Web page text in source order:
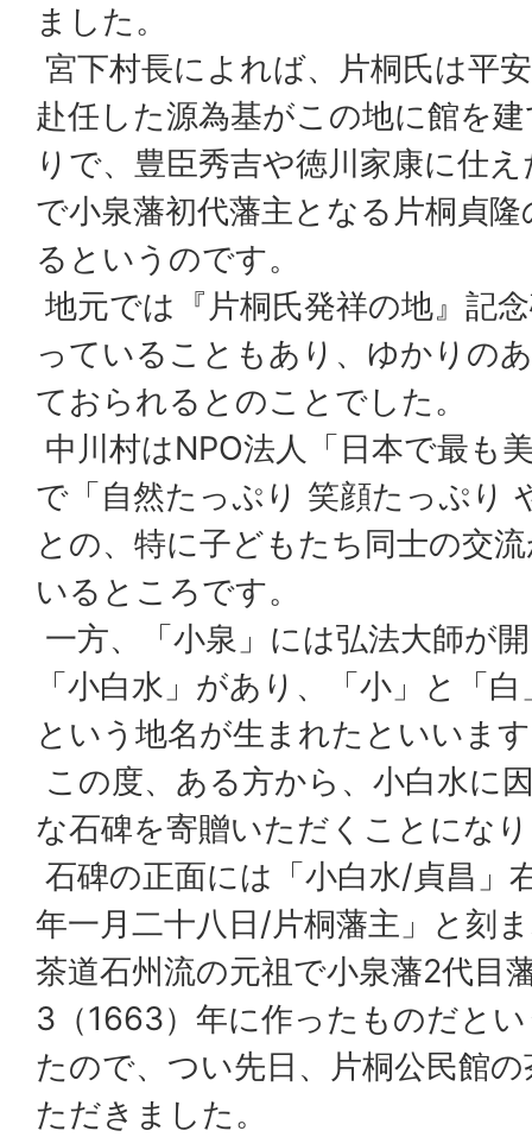
ました。
宮下村長によれば、片桐氏は平
赴任した源為基がこの地に館を
りで、豊臣秀吉や徳川家康に仕
で小泉藩初代藩主となる片桐貞
るというのです。
地元では『片桐氏発祥の地』記
っていることもあり、ゆかりの
ておられるとのことでした。
中川村はNPO法人「日本で最も
で「自然たっぷり 笑顔たっぷり
との、特に子どもたち同士の交
いるところです。
一方、「小泉」には弘法大師が
「小白水」があり、「小」と「
という地名が生まれたといいま
この度、ある方から、小白水に
な石碑を寄贈いただくことにな
石碑の正面には「小白水/貞昌」
年一月二十八日/片桐藩主」と刻
茶道石州流の元祖で小泉藩2代目
3（1663）年に作ったものだと
たので、つい先日、片桐公民館
ただきました。